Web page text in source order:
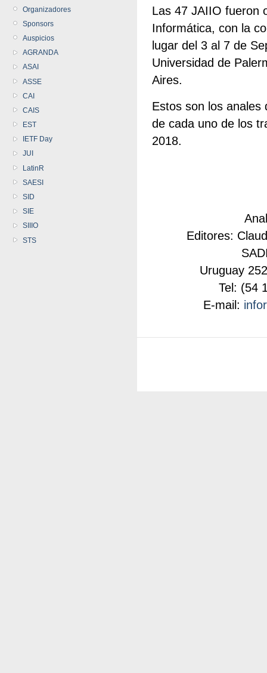
Organizadores
Sponsors
Auspicios
AGRANDA
ASAI
ASSE
CAI
CAIS
EST
IETF Day
JUI
LatinR
SAESI
SID
SIE
SIIIO
STS
Las 47 JAIIO fueron
Informática, con la
lugar del 3 al 7 de
Universidad de
Aires.
Estos son los anales
de cada uno de los
2018.
Editores:
Uruguay
Tel: (54
E-mail: